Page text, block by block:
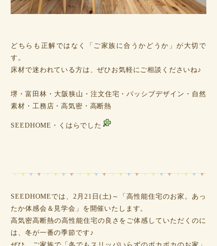
どちらも正解ではなく「ご家族に合うかどうか」が大切で
す。
床材で迷われている方は、ぜひお気軽にご相談くださいね♪
堺・富田林・大阪狭山・注文住宅・パッシブデザイン・自然
素材・工務店・高気密・高断熱
SEEDHOME・くはらでした
SEEDHOMEでは、2月21日(土)～「高性能住宅のお家。あっ
たか体感会＆見学会」を開催いたします。
高気密高断熱の高性能住宅の良さをご体感していただくのに
は、冬が一番の季節です♪